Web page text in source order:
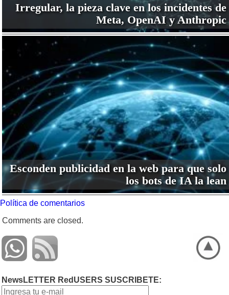
Irregular, la pieza clave en los incidentes de
Meta, OpenAI y Anthropic
Esconden publicidad en la web para que solo
los bots de IA la lean
Política de comentarios
Comments are closed.
NewsLETTER RedUSERS SUSCRIBETE: